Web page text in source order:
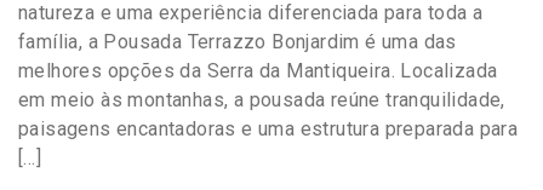
natureza e uma experiência diferenciada para toda a
família, a Pousada Terrazzo Bonjardim é uma das
melhores opções da Serra da Mantiqueira. Localizada
em meio às montanhas, a pousada reúne tranquilidade,
paisagens encantadoras e uma estrutura preparada para
[…]